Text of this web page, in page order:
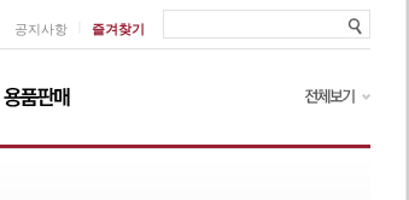
즐겨찾기
공지사항